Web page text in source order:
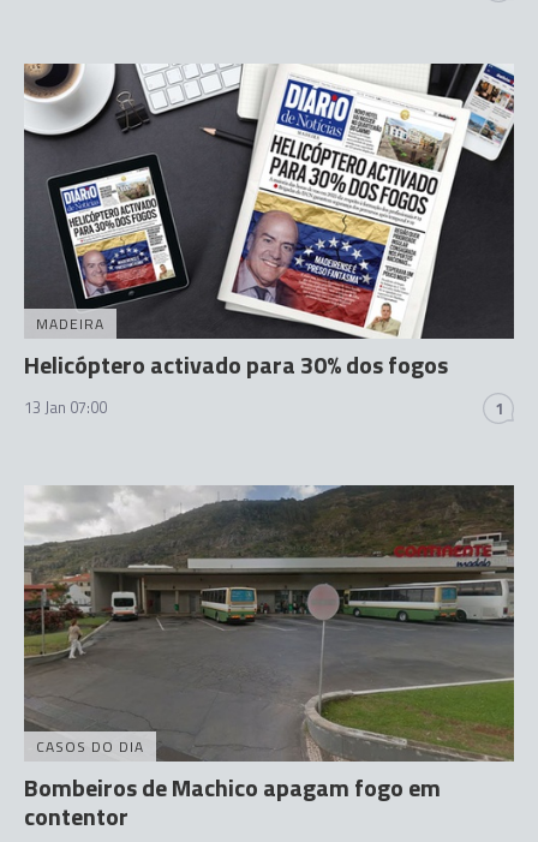
MADEIRA
Helicóptero activado para 30% dos fogos
13 Jan 07:00 1
CASOS DO DIA
Bombeiros de Machico apagam fogo em
contentor